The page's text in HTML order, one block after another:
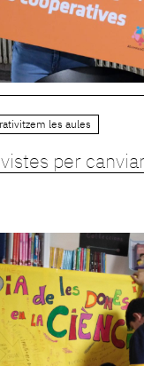
les aules
per